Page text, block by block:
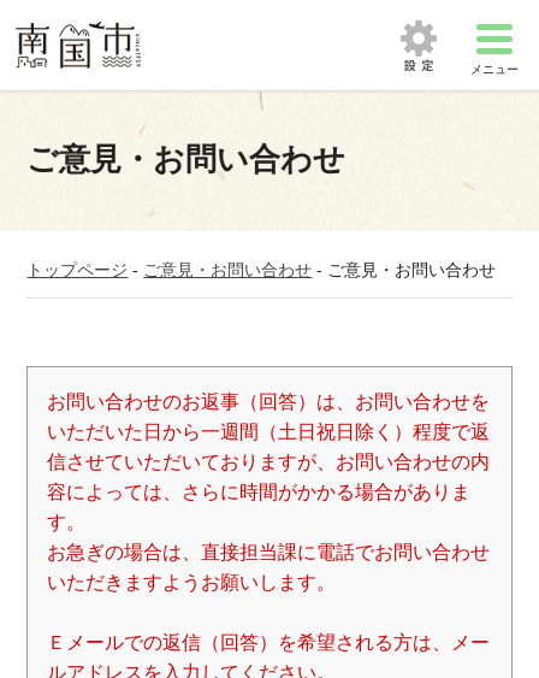
メニュー
ご意見・お問い合わせ
トップページ - ご意見・お問い合わせ - ご意見・お問い合わせ
お問い合わせのお返事（回答）は、お問い合わせを
いただいた日から一週間（土日祝日除く）程度で返
信させていただいておりますが、お問い合わせの内
容によっては、さらに時間がかかる場合がありま
す。
お急ぎの場合は、直接担当課に電話でお問い合わせ
いただきますようお願いします。
Ｅメールでの返信（回答）を希望される方は、メー
ルアドレスを入力してください。